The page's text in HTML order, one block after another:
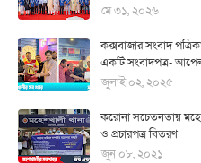
মে ৩১, ২০২৬
কক্সবাজার সংবাদ
একটি সংবাদপত্র-
জুলাই ০২, ২০২৫
করোনা সচেতনতায়
ও প্রচারপত্র বিতরণ
জুন ০৮, ২০২১